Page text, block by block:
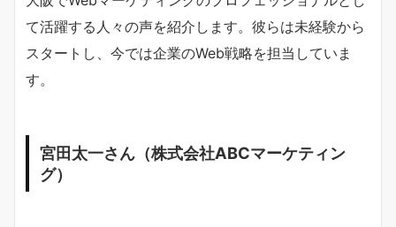
て活躍する人々の声を紹介します。彼らは未経験から
スタートし、今では企業のWeb戦略を担当していま
す。
宮田太一さん（株式会社ABCマーケティン
グ）